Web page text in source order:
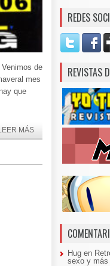
de
mes
que
MÁS
REDES
REVISTAS
Hug en
sexo y más